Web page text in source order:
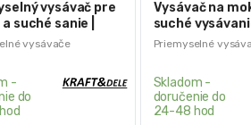
vysávače
vysávač pre
suché sanie |
-
do
Priemyselné
Vysávač na
suché
KD5177
Skladom -
doručenie do
24-48 hod